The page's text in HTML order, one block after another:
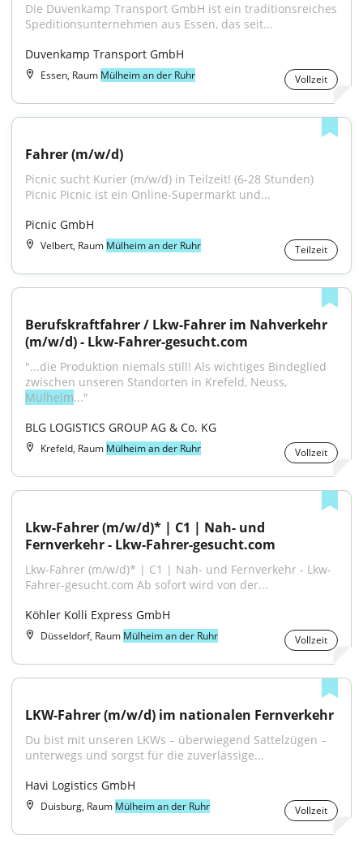
Die Duvenkamp Transport GmbH ist ein traditionsreiches
Speditionsunternehmen aus Essen, das seit...
Duvenkamp Transport GmbH
Essen, Raum Mülheim an der Ruhr Vollzeit
Fahrer (m/w/d)
Picnic sucht Kurier (m/w/d) in Teilzeit! (6-28 Stunden)
Picnic Picnic ist ein Online-Supermarkt und...
Picnic GmbH
Velbert, Raum Mülheim an der Ruhr Teilzeit
Berufskraftfahrer / Lkw-Fahrer im Nahverkehr
(m/w/d) - Lkw-Fahrer-gesucht.com
"...die Produktion niemals still! Als wichtiges Bindeglied
Mülheim..."
BLG LOGISTICS GROUP AG & Co. KG
Krefeld, Raum Mülheim an der Ruhr Vollzeit
Lkw-Fahrer (m/w/d)* | C1 | Nah- und
Fernverkehr - Lkw-Fahrer-gesucht.com
Lkw-Fahrer (m/w/d)* | C1 | Nah- und Fernverkehr - Lkw-
Fahrer-gesucht.com Ab sofort wird von der...
Köhler Kolli Express GmbH
Düsseldorf, Raum Mülheim an der Ruhr Vollzeit
LKW-Fahrer (m/w/d) im nationalen Fernverkehr
Du bist mit unseren LKWs – überwiegend Sattelzügen –
unterwegs und sorgst für die zuverlässige...
Havi Logistics GmbH
Duisburg, Raum Mülheim an der Ruhr Vollzeit